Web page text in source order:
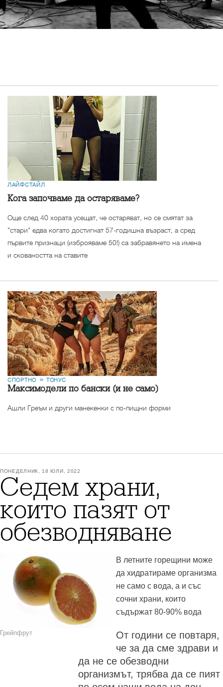
ЛАЙФСТАЙЛ
Кога започваме да остаряваме?
Още след 40 хората усещат, че остаряват, но се смятат за
"стари" едва когато достигнат 57-годишна възраст, а сред
първите признаци (изброяваме 50!) са забравянето на имена
и сковаността на ставите
СПОРТНО ТОНУС
Максимодели по бански (и не само)
Ашли Греъм и други манекенки с по-пищни форми
ПОНЕДЕЛНИК, 18 ЮЛИ, 2022
Седем храни,
които пазят от
обезводняване
Грейпфрут
В летните горещини може
да хидратираме организма
не само с вода, а и със
сочни храни, които
съдържат 80-90% вода
От години се повтаря,
че за да сме здрави и
да не се обезводни
организмът, трябва да се пият